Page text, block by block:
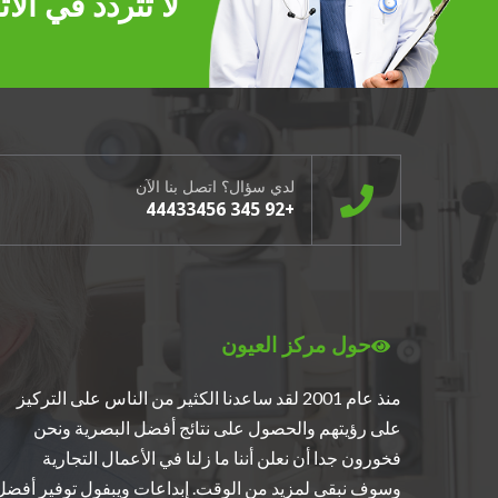
لدي سؤال؟ اتصل بنا الآن
+92 345 44433456
حول مركز العيون
منذ عام 2001 لقد ساعدنا الكثير من الناس على التركيز
على رؤيتهم والحصول على نتائج أفضل البصرية ونحن
فخورون جدا أن نعلن أننا ما زلنا في الأعمال التجارية
وسوف نبقى لمزيد من الوقت. إبداعات ويبفول توفير